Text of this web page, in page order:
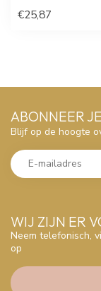
€25,87
WIJ ZIJN ER
Neem telefonisch,
op
ABONNEER
Blijf op de hoogte